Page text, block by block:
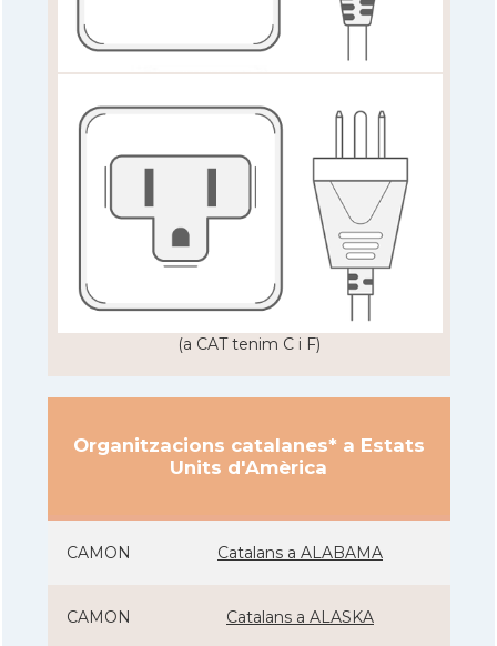
(a CAT tenim C i F)
Organitzacions catalanes* a Estats
Units d'Amèrica
CAMON Catalans a ALABAMA
CAMON Catalans a ALASKA